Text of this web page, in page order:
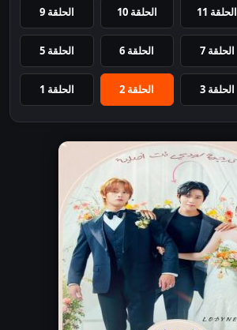
الحلقة 11 الحلقة 10 الحلقة 9
الحلقة 7 الحلقة 6 الحلقة 5
الحلقة 3 الحلقة 2 الحلقة 1